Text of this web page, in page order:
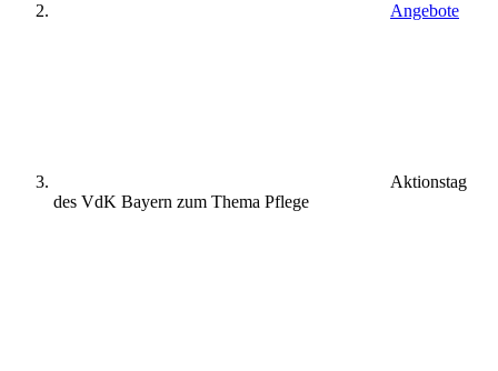
Angebote
Aktionstag
des VdK Bayern zum Thema Pflege